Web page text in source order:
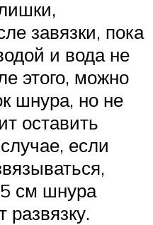
завязки, пока
и вода не
этого, можно
шнура, но не
оставить
если
см шнура
развязку.